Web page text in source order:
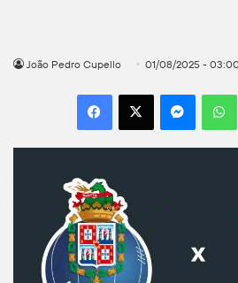
João Pedro Cupello 01/08/2025 -
Facebook
X